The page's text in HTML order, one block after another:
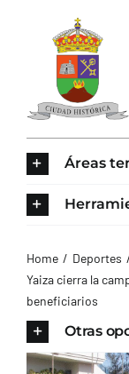
contenido
AYUNTAMIENTO
TURISMO
Áreas
Home
Deportes
Yaiza cierra la
beneficiarios
Otras